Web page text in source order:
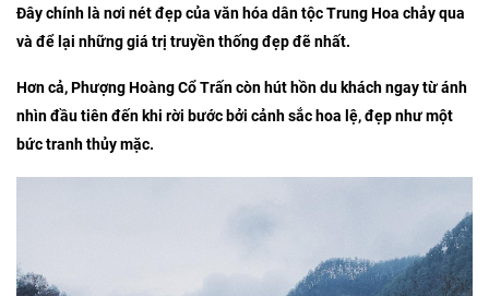
Đây chính là nơi nét đẹp của văn hóa dân tộc Trung Hoa chảy qua
và để lại những giá trị truyền thống đẹp đẽ nhất.
Hơn cả, Phượng Hoàng Cổ Trấn còn hút hồn du khách ngay từ ánh
nhìn đầu tiên đến khi rời bước bởi cảnh sắc hoa lệ, đẹp như một
bức tranh thủy mặc.